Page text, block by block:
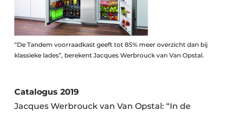
“De Tandem voorraadkast geeft tot 85% meer overzicht dan bij
klassieke lades”, berekent Jacques Werbrouck van Van Opstal.
Catalogus 2019
Jacques Werbrouck van Van Opstal: “In de